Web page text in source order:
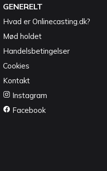
GENERELT
Hvad er Onlinecasting.dk?
Mød holdet
Handelsbetingelser
Cookies
Kontakt
Instagram
Facebook